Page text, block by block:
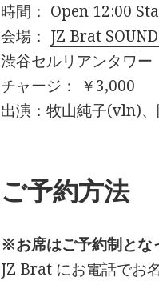
時間： Open 12:00
会場： JZ Brat
渋谷セルリアンタワ
チャージ： ￥3,000
出演：牧山純子(vln)
ご予約方法
※お席はご予約制とな
JZ Brat にお電話でお